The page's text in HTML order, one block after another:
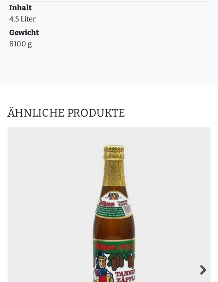
Inhalt
4.5 Liter
Gewicht
8100 g
ÄHNLICHE PRODUKTE